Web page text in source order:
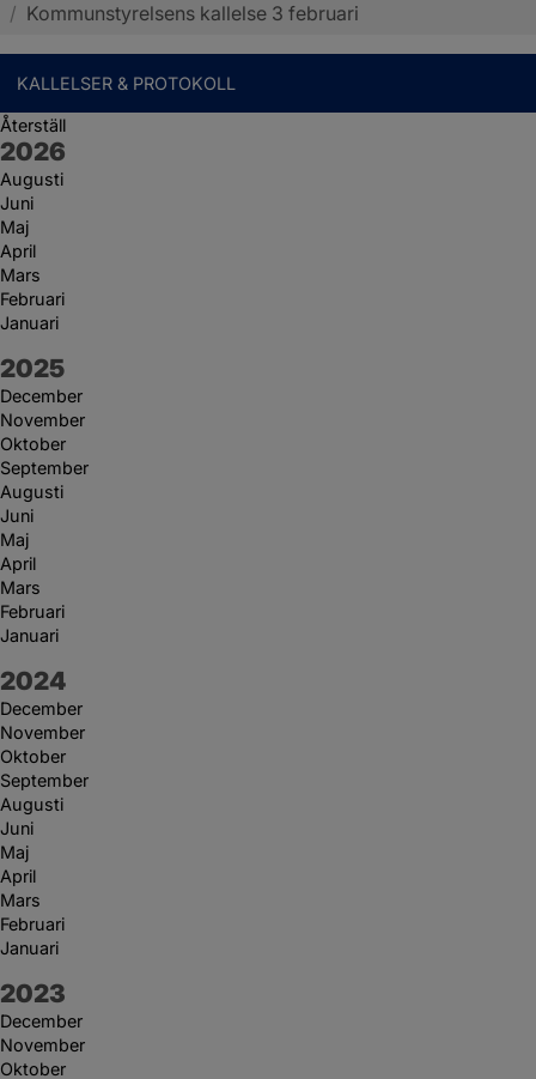
/ Kommunstyrelsens kallelse 3 februari
KALLELSER & PROTOKOLL
Återställ
År:
2026
Augusti
Juni
Maj
April
Mars
Februari
Januari
År:
2025
December
November
Oktober
September
Augusti
Juni
Maj
April
Mars
Februari
Januari
År:
2024
December
November
Oktober
September
Augusti
Juni
Maj
April
Mars
Februari
Januari
År:
2023
December
November
Oktober